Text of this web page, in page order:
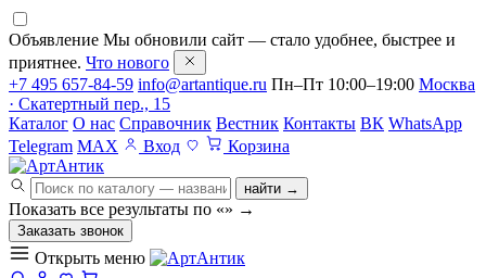
Объявление Мы обновили сайт — стало удобнее, быстрее и
приятнее. Что нового
+7 495 657-84-59 info@artantique.ru Пн–Пт 10:00–19:00 Москва
· Скатертный пер., 15
Каталог О нас Справочник Вестник Контакты ВК WhatsApp
Telegram MAX Вход Корзина
найти →
Показать все результаты по «» →
Заказать звонок
Открыть меню